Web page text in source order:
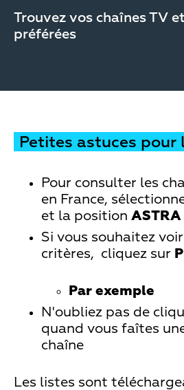
Trouvez vos chaînes TV
préférées
Petites astuces pour
Pour consulter les
en France,
et la position ASTRA
Si vous souhaitez
critères, cliquez sur
Par exemple
N'oubliez pas de
quand vous faîtes
chaîne
Les listes sont